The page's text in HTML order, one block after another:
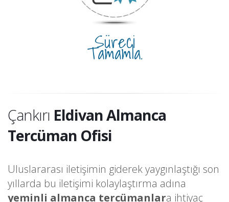
Süreci
Tamamla.
Çankırı Eldivan Almanca
Tercüman Ofisi
Uluslararası iletişimin giderek yaygınlaştığı son
yıllarda bu iletişimi kolaylaştırma adına
yeminli almanca tercümanlara ihtiyaç